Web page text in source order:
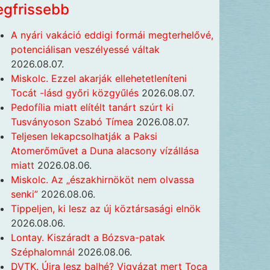
A nyári vakáció eddigi formái megterhelővé,
potenciálisan veszélyessé váltak
2026.08.07.
Miskolc. Ezzel akarják ellehetetleníteni
Tocát -lásd győri közgyűlés 2026.08.07.
Pedofília miatt elítélt tanárt szúrt ki
Tusványoson Szabó Tímea 2026.08.07.
Teljesen lekapcsolhatják a Paksi
Atomerőművet a Duna alacsony vízállása
miatt 2026.08.06.
Miskolc. Az „északhirnököt nem olvassa
senki” 2026.08.06.
Tippeljen, ki lesz az új köztársasági elnök
2026.08.06.
Lontay. Kiszáradt a Bózsva-patak
Széphalomnál 2026.08.06.
DVTK. Újra lesz balhé? Vigyázat mert Toca